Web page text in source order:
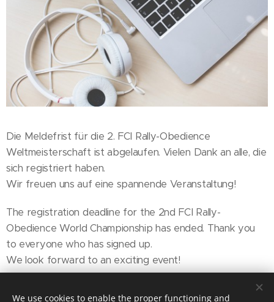
Die Meldefrist für die 2. FCI Rally-Obedience
Weltmeisterschaft ist abgelaufen. Vielen Dank an alle, die
sich registriert haben.
Wir freuen uns auf eine spannende Veranstaltung!
The registration deadline for the 2nd FCI Rally-
Obedience World Championship has ended. Thank you
to everyone who has signed up.
We look forward to an exciting event!
We use cookies to enable the proper functioning and